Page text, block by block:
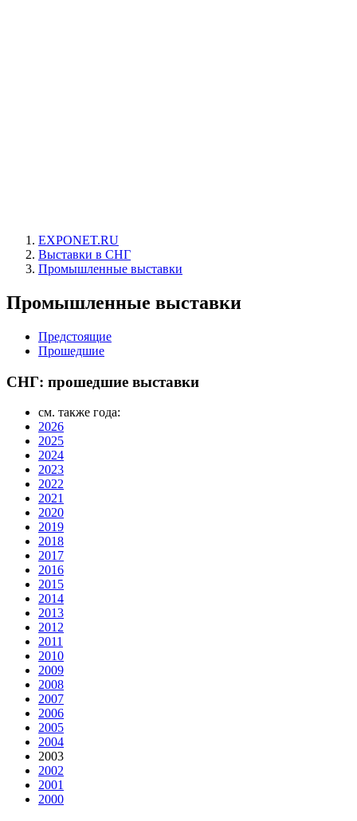
EXPONET.RU
Выставки в СНГ
Промышленные выставки
Промышленные выставки
Предстоящие
Прошедшие
СНГ: прошедшие выставки
см. также года:
2026
2025
2024
2023
2022
2021
2020
2019
2018
2017
2016
2015
2014
2013
2012
2011
2010
2009
2008
2007
2006
2005
2004
2003
2002
2001
2000